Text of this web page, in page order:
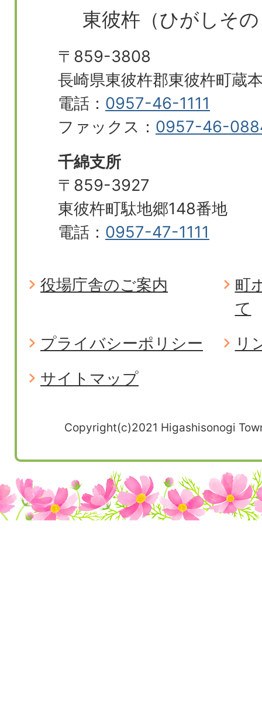
東彼杵（ひがしそ
〒859-3808
長崎県東彼杵郡東彼杵町蔵
電話： 0957-46-1111
ファックス： 0957-46-
千綿支所
〒859-3927
東彼杵町駄地郷148番地
電話： 0957-47-1111
役場庁舎のご案内
町
て
プライバシーポリシー
リ
サイトマップ
Copyright(c)2021 Higashisonogi